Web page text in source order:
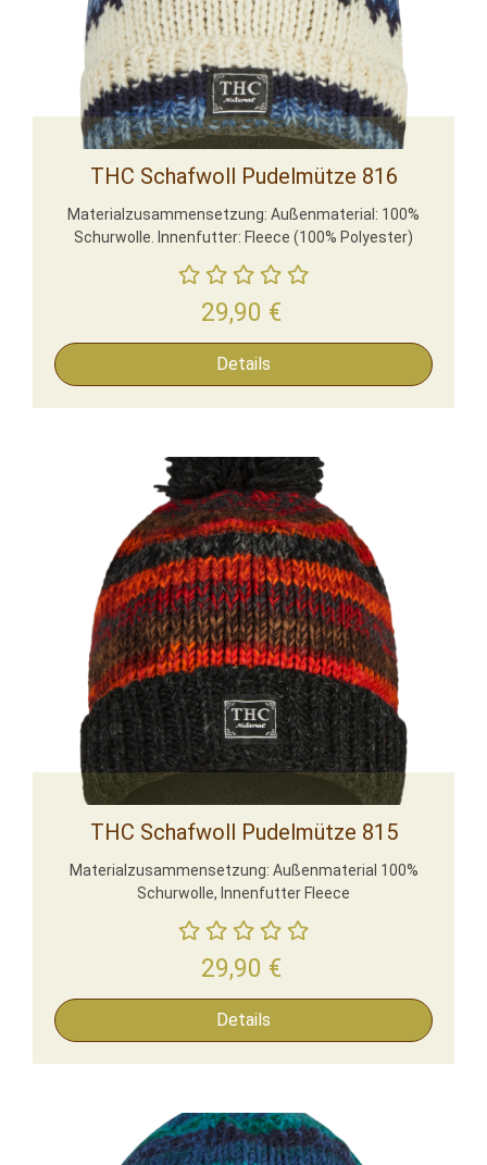
THC Schafwoll Pudelmütze 816
Materialzusammensetzung: Außenmaterial: 100%
Schurwolle. Innenfutter: Fleece (100% Polyester)
29,90 €
Details
THC Schafwoll Pudelmütze 815
Materialzusammensetzung: Außenmaterial 100%
Schurwolle, Innenfutter Fleece
29,90 €
Details